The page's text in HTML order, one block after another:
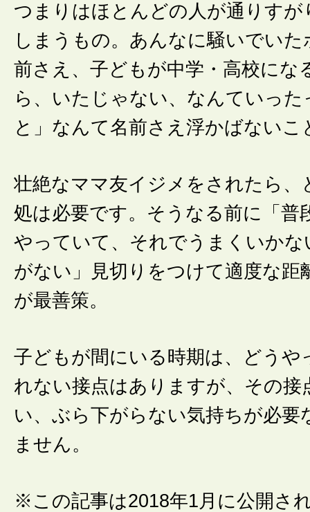
つまりはほとんどの人が通りすが
しまうもの。あんなに騒いでい
前さえ、子どもが中学・高校にな
ら、いたじゃない、なんていっ
と」なんて名前さえ浮かばないこ
壮絶なママ友イジメをされたら、
処は必要です。そうなる前に「普
やっていて、それでうまくいか
がない」見切りをつけて適度な距
が最善策。
子どもが間にいる時期は、どうや
れない接点はありますが、その接
い、ぶら下がらない気持ちが必要
ません。
※この記事は2018年1月に公開さ